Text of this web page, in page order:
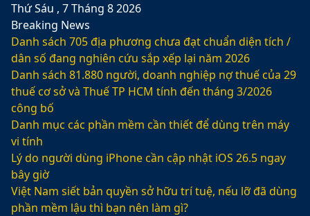
Thứ Sáu , 7 Tháng 8 2026
Breaking News
Danh sách 705 địa phương chưa đạt chuẩn diện tích /
dân số đang nghiên cứu sắp xếp lại năm 2026
Danh sách 81.880‬ người, doanh nghiệp nợ thuế của 29
thuế cơ sở và Thuế TP HCM tính đến tháng 3/2026
công bố
Danh mục các phần mềm cần thiết để dùng trên máy
vi tính
Lý do người dùng iPhone cần cập nhật iOS 26.5 ngay
bây giờ
Việt Nam siết bản quyền sở hữu trí tuệ, nếu lỡ đã dùng
phần mềm lậu thì bạn nên làm gì?